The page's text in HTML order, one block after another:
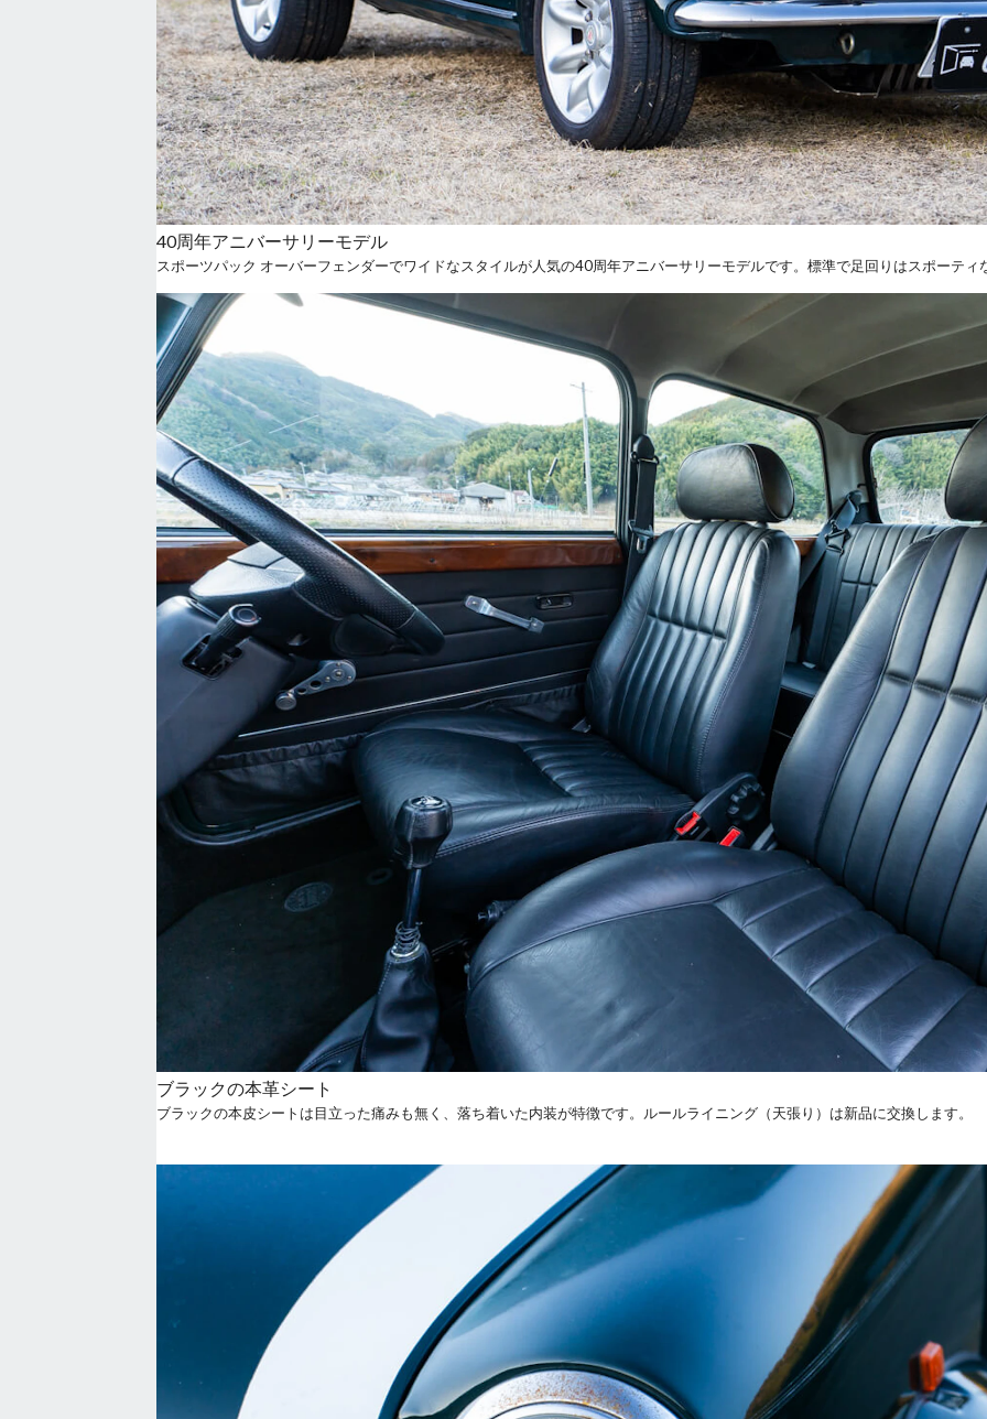
40周年アニバーサリーモデル
スポーツパック オーバーフェンダーでワイドなスタイルが人気の40周年アニバーサリーモデルです。標準で足回りはスポーテ
ブラックの本革シート
ブラックの本皮シートは目立った痛みも無く、落ち着いた内装が特徴です。ルールライニング（天張り）は新品に交換します。